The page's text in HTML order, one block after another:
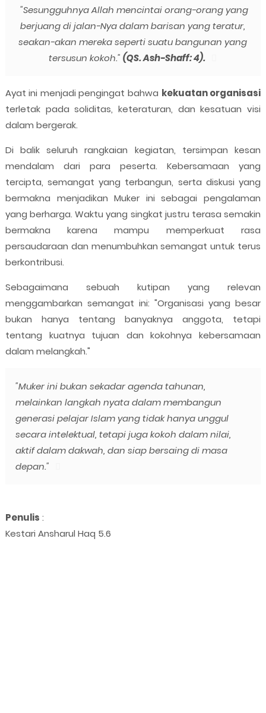
"Sesungguhnya Allah mencintai orang-orang yang
berjuang di jalan-Nya dalam barisan yang teratur,
seakan-akan mereka seperti suatu bangunan yang
tersusun kokoh."(QS. Ash-Shaff: 4).
Ayat ini menjadi pengingat bahwa kekuatan organisasi
terletak pada soliditas, keteraturan, dan kesatuan visi
dalam bergerak.
Di balik seluruh rangkaian kegiatan, tersimpan kesan
mendalam dari para peserta. Kebersamaan yang
tercipta, semangat yang terbangun, serta diskusi yang
bermakna menjadikan Muker ini sebagai pengalaman
yang berharga. Waktu yang singkat justru terasa semakin
bermakna karena mampu memperkuat rasa
persaudaraan dan menumbuhkan semangat untuk terus
berkontribusi.
Sebagaimana sebuah kutipan yang relevan
menggambarkan semangat ini: "Organisasi yang besar
bukan hanya tentang banyaknya anggota, tetapi
tentang kuatnya tujuan dan kokohnya kebersamaan
dalam melangkah."
"Muker ini bukan sekadar agenda tahunan,
melainkan langkah nyata dalam membangun
generasi pelajar Islam yang tidak hanya unggul
secara intelektual, tetapi juga kokoh dalam nilai,
aktif dalam dakwah, dan siap bersaing di masa
depan."
Penulis :
Kestari Ansharul Haq 5.6